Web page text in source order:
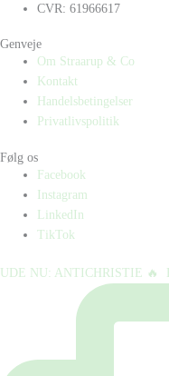
CVR: 61966617
Genveje
Om Straarup & Co
Kontakt
Handelsbetingelser
Privatlivspolitik
Følg os
Facebook
Instagram
LinkedIn
TikTok
UDE NU: ANTICHRISTIE 🔥⁠